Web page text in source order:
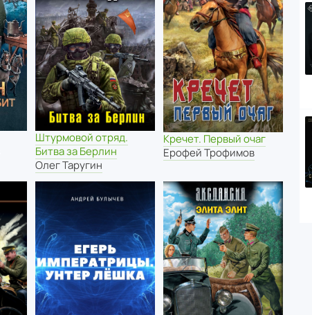
Штурмовой отряд.
Битва за Берлин
Олег Таругин
Кречет. Первый очаг
Ерофей Трофимов